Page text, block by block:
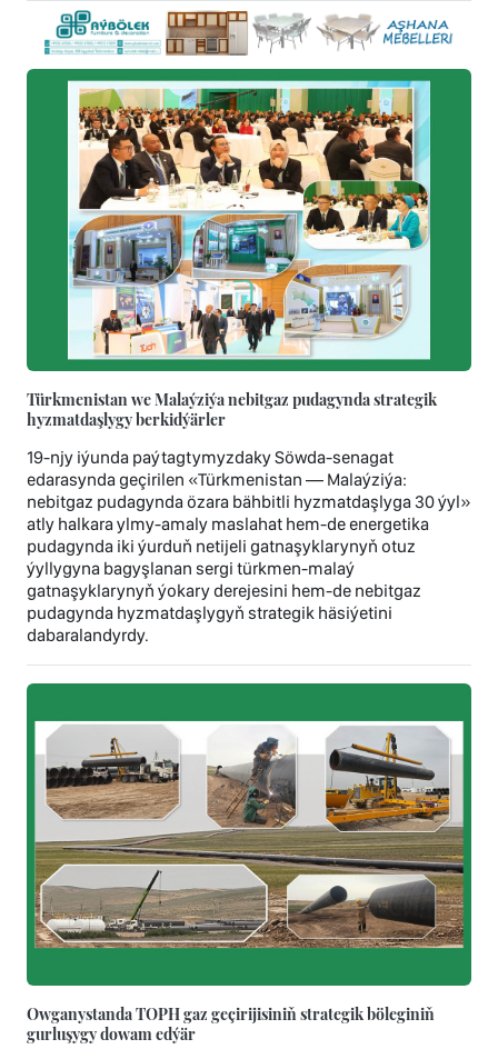
Türkmenistan we Malaýziýa nebitgaz pudagynda strategik
hyzmatdaşlygy berkidýärler
19-njy iýunda paýtagtymyzdaky Söwda-senagat
edarasynda geçirilen «Türkmenistan — Malaýziýa:
nebitgaz pudagynda özara bähbitli hyzmatdaşlyga 30 ýyl»
atly halkara ylmy-amaly maslahat hem-de energetika
pudagynda iki ýurduň netijeli gatnaşyklarynyň otuz
ýyllygyna bagyşlanan sergi türkmen-malaý
gatnaşyklarynyň ýokary derejesini hem-de nebitgaz
pudagynda hyzmatdaşlygyň strategik häsiýetini
dabaralandyrdy.
Owganystanda TOPH gaz geçirijisiniň strategik böleginiň
gurluşygy dowam edýär